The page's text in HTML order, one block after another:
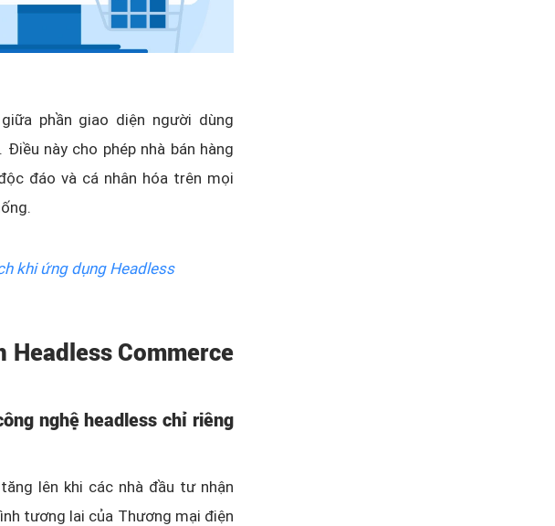
phần giao diện người dùng
này cho phép nhà bán hàng
đáo và cá nhân hóa trên mọi
khi ứng dụng Headless
Commerce
nghệ headless chỉ riêng
lên khi các nhà đầu tư nhận
tương lai của Thương mại điện